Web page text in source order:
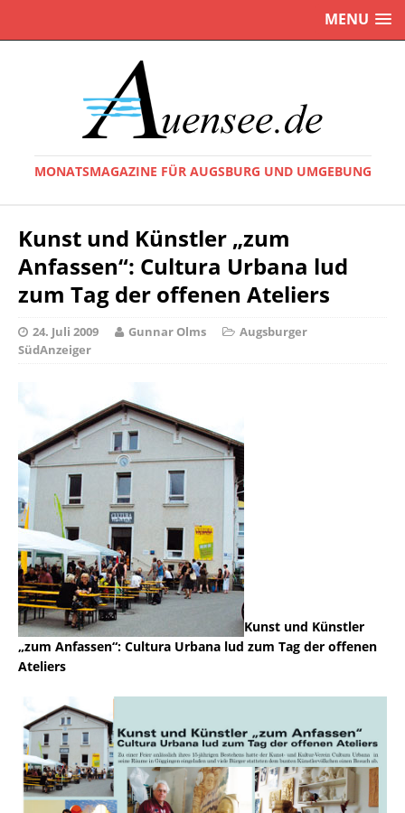
MENU
MONATSMAGAZINE FÜR AUGSBURG UND UMGEBUNG
Kunst und Künstler „zum
Anfassen“: Cultura Urbana lud
zum Tag der offenen Ateliers
24. Juli 2009 Gunnar Olms
Augsburger
SüdAnzeiger
Kunst und Künstler
„zum Anfassen“: Cultura Urbana lud zum Tag der offenen
Ateliers